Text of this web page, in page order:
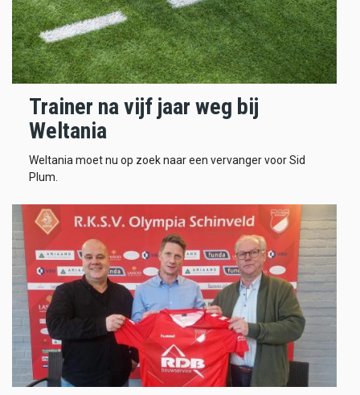
Trainer na vijf jaar weg bij
Weltania
Weltania moet nu op zoek naar een vervanger voor Sid
Plum.